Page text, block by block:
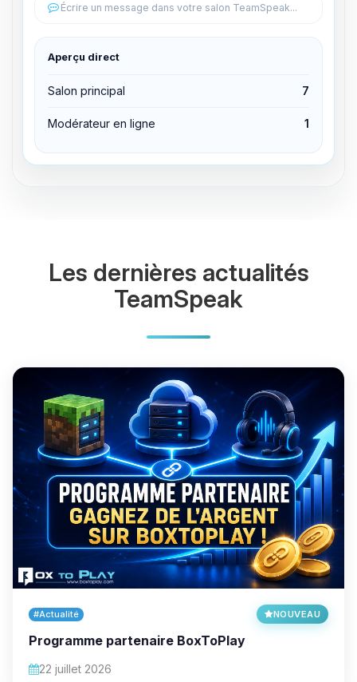
Écrire un message dans votre salon TeamSpeak...
Aperçu direct
Salon principal 7
Modérateur en ligne 1
Éditer les permissions
Expulser du canal
Les dernières actualités
TeamSpeak
#Actualité NOUVEAU
Programme partenaire BoxToPlay
22 juillet 2026